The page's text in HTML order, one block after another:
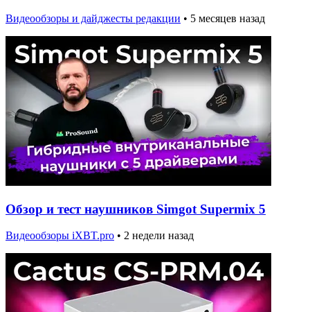
Видеообзоры и дайджесты редакции • 5 месяцев назад
Обзор и тест наушников Simgot Supermix 5
Видеообзоры iXBT.pro • 2 недели назад